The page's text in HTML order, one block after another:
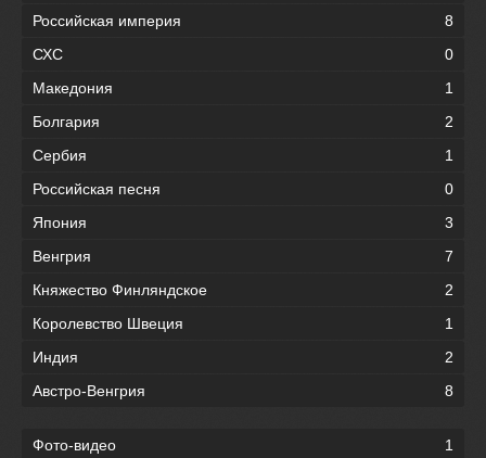
Российская империя
8
СХС
0
Македония
1
Болгария
2
Сербия
1
Российская песня
0
Япония
3
Венгрия
7
Княжество Финляндское
2
Королевство Швеция
1
Индия
2
Австро-Венгрия
8
Фото-видео
1